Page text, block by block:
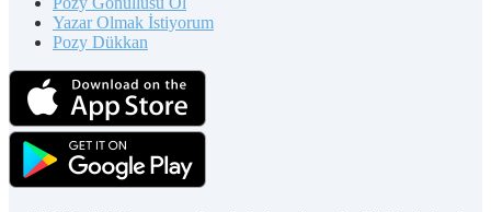
Yazar Olmak İstiyorum
Pozy Dükkan